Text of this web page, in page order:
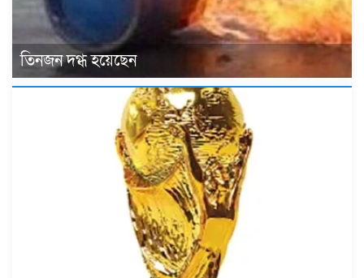
তিনজন দগ্ধ হয়েছেন